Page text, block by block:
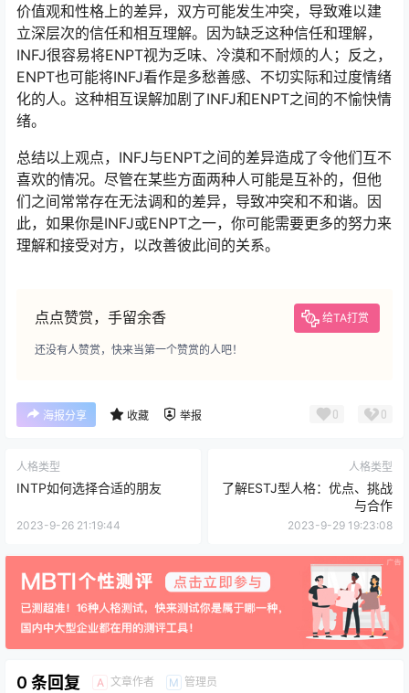
价值观和性格上的差异，双方可能发生冲突，导致难以建
立深层次的信任和相互理解。因为缺乏这种信任和理解，
INFJ很容易将ENPT视为乏味、冷漠和不耐烦的人；反之，
ENPT也可能将INFJ看作是多愁善感、不切实际和过度情绪
化的人。这种相互误解加剧了INFJ和ENPT之间的不愉快情
绪。
总结以上观点，INFJ与ENPT之间的差异造成了令他们互不
喜欢的情况。尽管在某些方面两种人可能是互补的，但他
们之间常常存在无法调和的差异，导致冲突和不和谐。因
此，如果你是INFJ或ENPT之一，你可能需要更多的努力来
理解和接受对方，以改善彼此间的关系。
点点赞赏，手留余香 给TA打赏
还没有人赞赏，快来当第一个赞赏的人吧！
海报分享 收藏 举报 0 0
人格类型
INTP如何选择合适的朋友
2023-9-26 21:19:44
人格类型
了解ESTJ型人格：优点、挑战
与合作
2023-9-29 19:23:08
0 条回复 A 文章作者 M 管理员